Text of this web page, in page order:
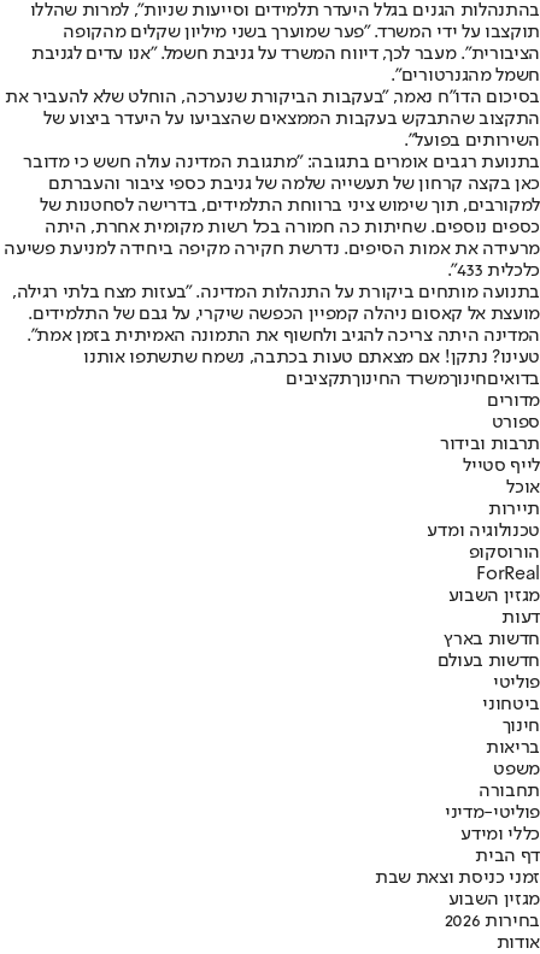
בהתנהלות הגנים בגלל היעדר תלמידים וסייעות שניות", למרות שהללו
תוקצבו על ידי המשרד. "פער שמוערך בשני מיליון שקלים מהקופה
הציבורית". מעבר לכך, דיווח המשרד על גניבת חשמל. "אנו עדים לגניבת
חשמל מהגנרטורים".
בסיכום הדו"ח נאמר, "בעקבות הביקורת שנערכה, הוחלט שלא להעביר את
התקצוב שהתבקש בעקבות הממצאים שהצביעו על היעדר ביצוע של
השירותים בפועל".
בתנועת רגבים אומרים בתגובה: "מתגובת המדינה עולה חשש כי מדובר
כאן בקצה קרחון של תעשייה שלמה של גניבת כספי ציבור והעברתם
למקורבים, תוך שימוש ציני ברווחת התלמידים, בדרישה לסחטנות של
כספים נוספים. שחיתות כה חמורה בכל רשות מקומית אחרת, היתה
מרעידה את אמות הסיפים. נדרשת חקירה מקיפה ביחידה למניעת פשיעה
כלכלית 433".
בתנועה מותחים ביקורת על התנהלות המדינה. "בעזות מצח בלתי רגילה,
מועצת אל קאסום ניהלה קמפיין הכפשה שיקרי, על גבם של התלמידים.
המדינה היתה צריכה להגיב ולחשוף את התמונה האמיתית בזמן אמת".
טעינו? נתקן! אם מצאתם טעות בכתבה, נשמח שתשתפו אותנו
בדואיםחינוךמשרד החינוךתקציבים
מדורים
ספורט
תרבות ובידור
לייף סטייל
אוכל
תיירות
טכנולוגיה ומדע
הורוסקופ
ForReal
מגזין השבוע
דעות
חדשות בארץ
חדשות בעולם
פוליטי
ביטחוני
חינוך
בריאות
משפט
תחבורה
פוליטי-מדיני
כללי ומידע
דף הבית
זמני כניסת וצאת שבת
מגזין השבוע
בחירות 2026
אודות